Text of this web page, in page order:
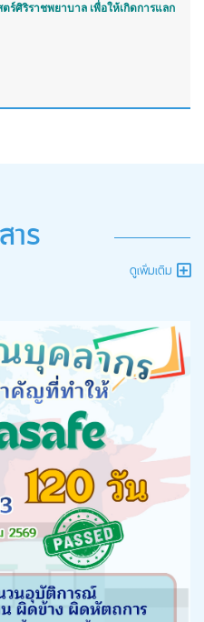
ศิริราชพยาบาล เพื่อให้เกิดการแลก
าร
ดูเพิ่มเติม